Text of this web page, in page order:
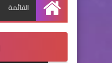
الرئيسية
القائمة